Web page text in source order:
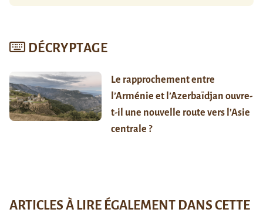
DÉCRYPTAGE
Le rapprochement entre
l’Arménie et l’Azerbaïdjan ouvre-
t-il une nouvelle route vers l’Asie
centrale ?
ARTICLES À LIRE ÉGALEMENT DANS CETTE